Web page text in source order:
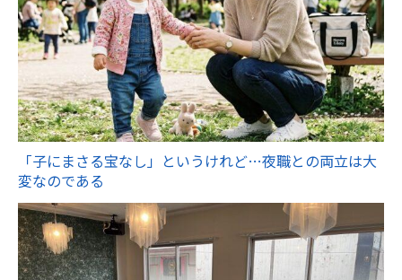
「子にまさる宝なし」というけれど…夜職との両立は大
変なのである